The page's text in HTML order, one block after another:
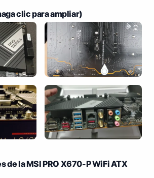
clic para ampliar)
de la MSI PRO X670-P WiFi ATX